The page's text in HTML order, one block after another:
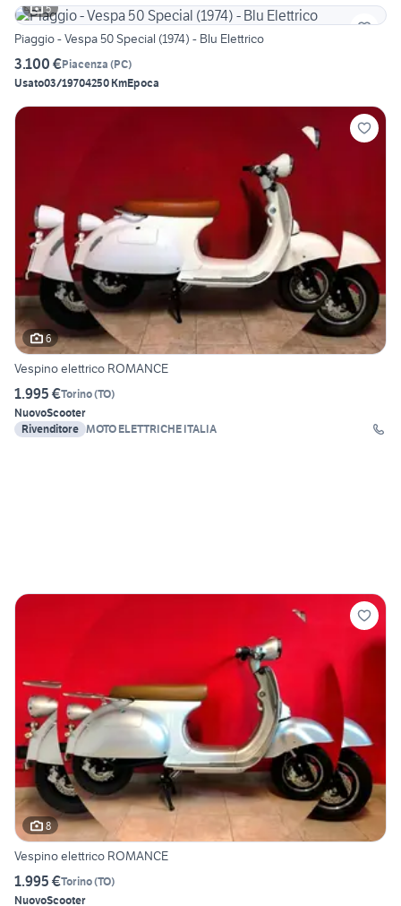
5
Piaggio - Vespa 50 Special (1974) - Blu Elettrico
3.100 €Piacenza (PC)
Usato03/19704250 KmEpoca
6
Vespino elettrico ROMANCE
1.995 €Torino(TO)
NuovoScooter
Rivenditore MOTO ELETTRICHE ITALIA
8
Vespino elettrico ROMANCE
1.995 €Torino(TO)
NuovoScooter